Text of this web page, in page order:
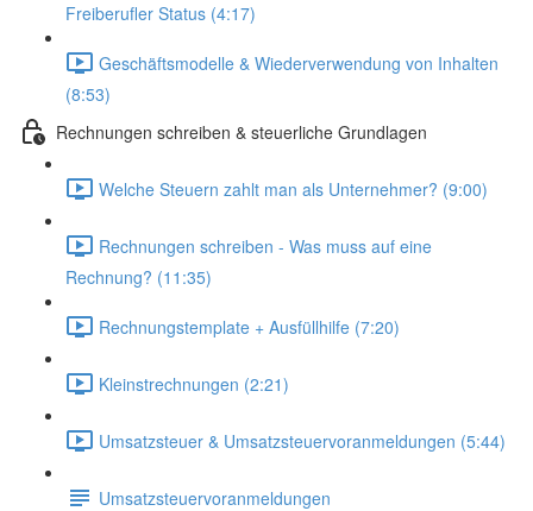
Freiberufler Status (4:17)
Geschäftsmodelle & Wiederverwendung von Inhalten
(8:53)
Rechnungen schreiben & steuerliche Grundlagen
Welche Steuern zahlt man als Unternehmer? (9:00)
Rechnungen schreiben - Was muss auf eine
Rechnung? (11:35)
Rechnungstemplate + Ausfüllhilfe (7:20)
Kleinstrechnungen (2:21)
Umsatzsteuer & Umsatzsteuervoranmeldungen (5:44)
Umsatzsteuervoranmeldungen